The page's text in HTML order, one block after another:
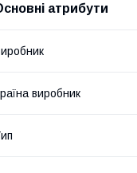
атрибути
виробник